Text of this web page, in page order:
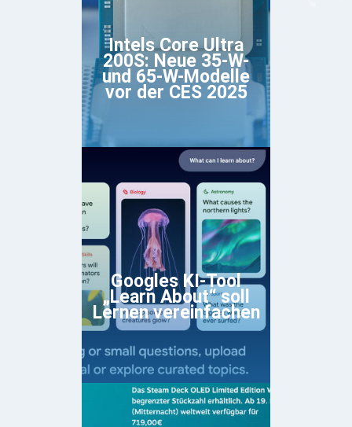
Intels Core Ultra
200S: Neue 35-W-
und 65-W-Modelle
vor der CES 2025
Googles KI-Tool
„Learn About“ soll
Lernen vereinfachen